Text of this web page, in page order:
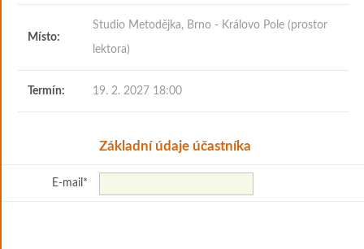
Místo:
Studio Metodějka, Brno - Královo Pole (prostor
lektora)
Termín: 19. 2. 2027 18:00
Základní údaje účastníka
E-mail *